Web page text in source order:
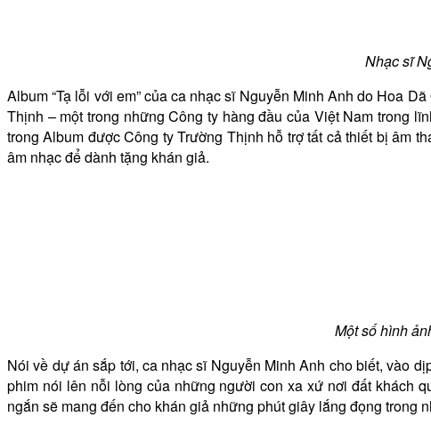
Nhạc sĩ
Album “Tạ lỗi với em” của ca nhạc sĩ Nguyễn Minh Anh do Hoa
Thịnh – một trong những Công ty hàng đầu của Việt Nam trong
trong Album được Công ty Trường Thịnh hỗ trợ tất cả thiết bị âm
âm nhạc để dành tặng khán giả.
Một số hình
Nói về dự án sắp tới, ca nhạc sĩ Nguyễn Minh Anh cho biết, vào
phim nói lên nỗi lòng của những người con xa xứ nơi đất khách
ngắn sẽ mang đến cho khán giả những phút giây lắng đọng trong